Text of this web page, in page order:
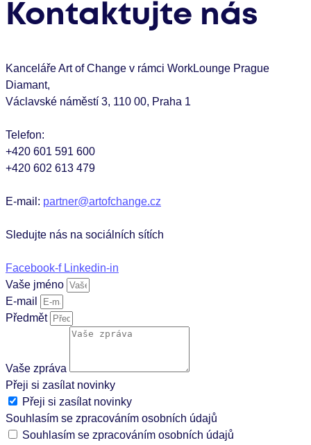
Kontaktujte nás
Kanceláře Art of Change v rámci WorkLounge Prague
Diamant,
Václavské náměstí 3, 110 00, Praha 1
Telefon:
+420 601 591 600
+420 602 613 479
E-mail: partner@artofchange.cz
Sledujte nás na sociálních sítích
Facebook-f Linkedin-in
Vaše jméno
E-mail
Předmět
Vaše zpráva
Přeji si zasílat novinky
Přeji si zasílat novinky
Souhlasím se zpracováním osobních údajů
Souhlasím se zpracováním osobních údajů